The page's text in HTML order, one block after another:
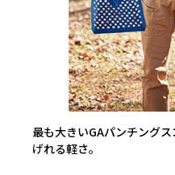
最も大きいGAパンチング
げれる軽さ。